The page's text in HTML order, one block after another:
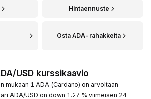
Hintaennuste
Osta ADA-rahakkeita
USD kurssikaavio
mukaan 1 ADA (Cardano) on arvoltaan
ADA/USD on down 1.27 % viimeisen 24